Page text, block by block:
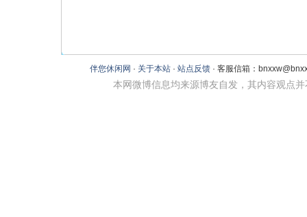
伴您休闲网 · 关于本站 · 站点反馈 · 客服信箱：
本网微博信息均来源博友自发，其内容观点并不代表